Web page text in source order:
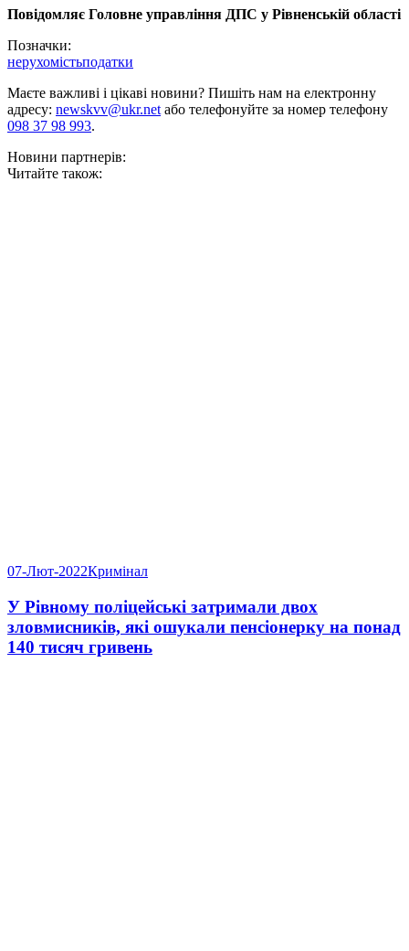
Повідомляє Головне управління ДПС у Рівненській області
Позначки:
нерухомістьподатки
Маєте важливі і цікаві новини? Пишіть нам на електронну
адресу: newskvv@ukr.netабо телефонуйте за номер телефону
098 37 98 993.
Новини партнерів:
Читайте також:
07-Лют-2022Кримінал
У Рівному поліцейські затримали двох
зловмисників, які ошукали пенсіонерку на понад
140 тисяч гривень